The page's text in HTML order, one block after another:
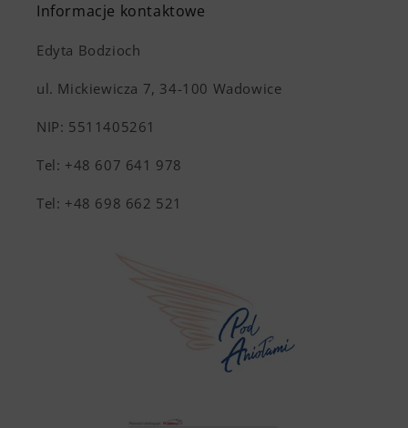
Informacje kontaktowe
Edyta Bodzioch
ul. Mickiewicza 7, 34-100 Wadowice
NIP: 5511405261
Tel: +48 607 641 978
Tel: +48 698 662 521